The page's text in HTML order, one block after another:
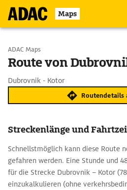
Maps
Start wählen
ADAC Maps
Route von
Dubrovnik - Kotor
Routendetails
Streckenlänge und
Schnellstmöglich kann diese Route
gefahren werden. Eine Stunde und
für die Strecke Dubrovnik – Kotor
einzukalkulieren (ohne